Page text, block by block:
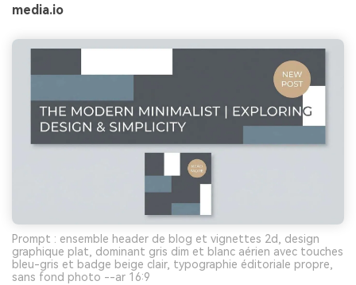
media.io
Prompt : ensemble header de blog et vignettes 2d, design
graphique plat, dominant gris dim et blanc aérien avec touches
bleu-gris et badge beige clair, typographie éditoriale propre,
sans fond photo --ar 16:9